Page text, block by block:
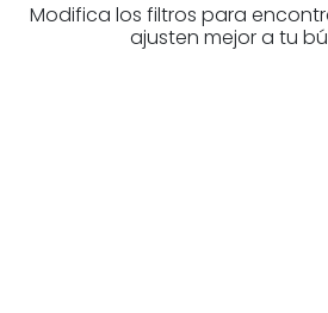
Modifica los filtros para
ajusten mejor a tu